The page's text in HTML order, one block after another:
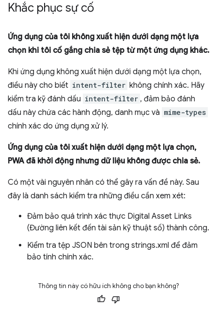
Khắc phục sự cố
Ứng dụng của tôi không xuất hiện dưới dạng một lựa
chọn khi tôi cố gắng chia sẻ tệp từ một ứng dụng khác.
Khi ứng dụng không xuất hiện dưới dạng một lựa chọn,
điều này cho biết intent-filter không chính xác. Hãy
kiểm tra kỹ đánh dấu intent-filter , đảm bảo đánh
dấu này chứa các hành động, danh mục và mime-types
chính xác do ứng dụng xử lý.
Ứng dụng của tôi xuất hiện dưới dạng một lựa chọn,
PWA đã khởi động nhưng dữ liệu không được chia sẻ.
Có một vài nguyên nhân có thể gây ra vấn đề này. Sau
đây là danh sách kiểm tra những điều cần xem xét:
Đảm bảo quá trình xác thực Digital Asset Links
(Đường liên kết đến tài sản kỹ thuật số) thành công.
Kiểm tra tệp JSON bên trong strings.xml để đảm
bảo tính chính xác.
Thông tin này có hữu ích không cho bạn không?